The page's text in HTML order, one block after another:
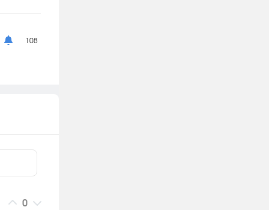
108
0